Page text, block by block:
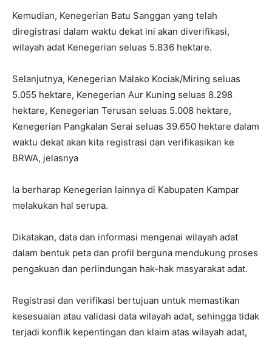
Kemudian, Kenegerian Batu Sanggan yang telah
diregistrasi dalam waktu dekat ini akan diverifikasi,
wilayah adat Kenegerian seluas 5.836 hektare.
Selanjutnya, Kenegerian Malako Kociak/Miring seluas
5.055 hektare, Kenegerian Aur Kuning seluas 8.298
hektare, Kenegerian Terusan seluas 5.008 hektare,
Kenegerian Pangkalan Serai seluas 39.650 hektare dalam
waktu dekat akan kita registrasi dan verifikasikan ke
BRWA, jelasnya
Ia berharap Kenegerian lainnya di Kabupaten Kampar
melakukan hal serupa.
Dikatakan, data dan informasi mengenai wilayah adat
dalam bentuk peta dan profil berguna mendukung proses
pengakuan dan perlindungan hak-hak masyarakat adat.
Registrasi dan verifikasi bertujuan untuk memastikan
kesesuaian atau validasi data wilayah adat, sehingga tidak
terjadi konflik kepentingan dan klaim atas wilayah adat,